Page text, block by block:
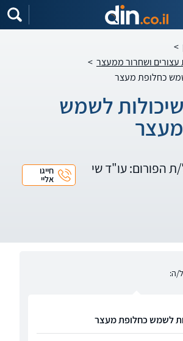
>
עצורים ושחרור ממעצר >
כחלופת מעצר
לשמש
הפורום: עו"ד שי חייגו
אליי
ה:
לשמש כחלופת מעצר